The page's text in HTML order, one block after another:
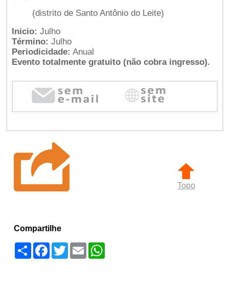
(distrito de Santo Antônio do Leite)
Inicio: Julho
Término: Julho
Periodicidade: Anual
Evento totalmente gratuito (não cobra ingresso).
Topo
Compartilhe
Compartilhar
Facebook
TwitterEmailWhatsApp